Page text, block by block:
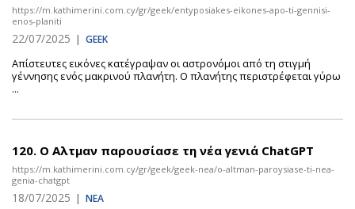
https://m.kathimerini.com.cy/gr/geek/entyposiakes-eikones-apo-ti-gennisi-
enos-planiti
22/07/2025 | GEEK
Απίστευτες εικόνες κατέγραψαν οι αστρονόμοι από τη στιγμή
γέννησης ενός μακρινού πλανήτη. Ο πλανήτης περιστρέφεται γύρω
...
120. Ο Αλτμαν παρουσίασε τη νέα γενιά ChatGPT
https://m.kathimerini.com.cy/gr/geek/geek-nea/o-altman-paroysiase-ti-nea-
genia-chatgpt
18/07/2025 | ΝΕΑ